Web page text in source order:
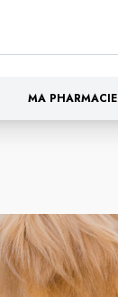
MA PHARMACIE